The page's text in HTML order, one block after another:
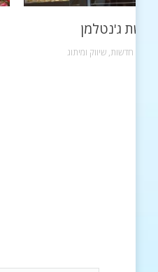
רשת ג'נטלמן
חדשות, שיווק ומיתוג